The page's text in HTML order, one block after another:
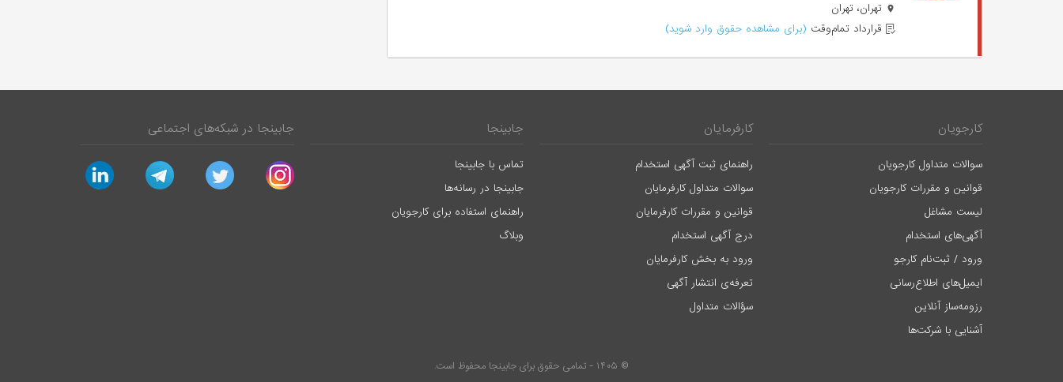
تهران، تهران
قرارداد تمام‌وقت (برای مشاهده حقوق وارد شوید)
کارجویان
سوالات متداول کارجویان
قوانین و مقررات کارجویان
لیست مشاغل
آگهی‌های استخدام
ورود / ثبت‌نام کارجو
ایمیل‌های اطلاع‌رسانی
رزومه‌ساز آنلاین
آشنایی با شرکت‌ها
کارفرمایان
راهنمای ثبت آگهی استخدام
سوالات متداول کارفرمایان
قوانین و مقررات کارفرمایان
درج آگهی استخدام
ورود به بخش کارفرمایان
تعرفه‌ی انتشار آگهی
سؤالات متداول
جابینجا
تماس با جابینجا
جابینجا در رسانه‌ها
راهنمای استفاده برای کارجویان
وبلاگ
جابینجا در شبکه‌های اجتماعی
instagram
twitter
telegram
linkedin
© ۱۴۰۵ - تمامی حقوق برای جابینجا محفوظ است.